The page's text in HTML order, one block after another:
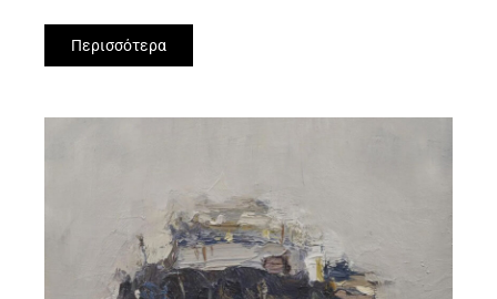
Περισσότερα